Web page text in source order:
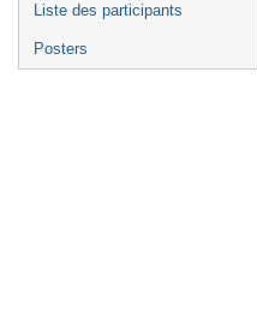
Liste des participants
Posters